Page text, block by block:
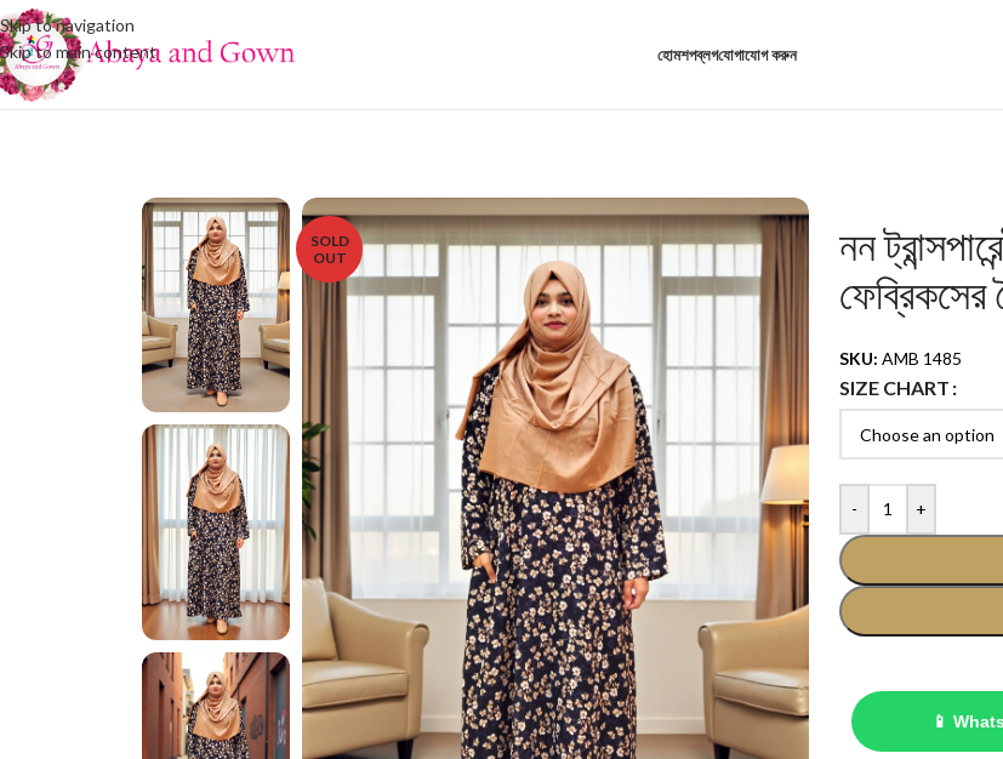
Skip to navigation
Skip to main content
হোমশপব্লগযোগাযোগ করুন
SOLD
OUT
নন
ফেব্রিকসের
SKU: AMB 1485
SIZE CHART
- +
📱